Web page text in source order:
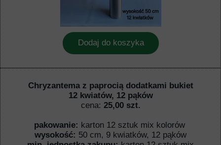
Dodaj do koszyka
Chryzantema z paprocią dodatkami bukiet
12 kwiatów, 12 pąków
cena: 25,00 szt.
pakowanie: karton 12 sztuk mix kolorów
wysokość: 50 cm, 9 kwiatków, 12 pąków